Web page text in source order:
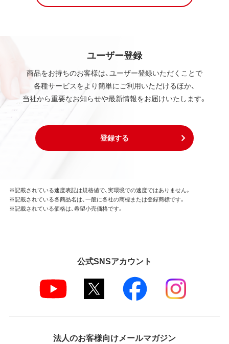
ユーザー登録
商品をお持ちのお客様は、ユーザー登録いただくことで
各種サービスをより簡単にご利用いただけるほか、
当社から重要なお知らせや最新情報をお届けいたします。
登録する
※記載されている速度表記は規格値で、実環境での速度ではありません。
※記載されている各商品名は、一般に各社の商標または登録商標です。
※記載されている価格は、希望小売価格です。
公式SNSアカウント
法人のお客様向けメールマガジン